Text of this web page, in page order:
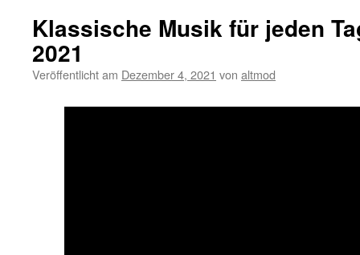
Klassische Musik für jeden
2021
Veröffentlicht am Dezember 4, 2021 von altmod